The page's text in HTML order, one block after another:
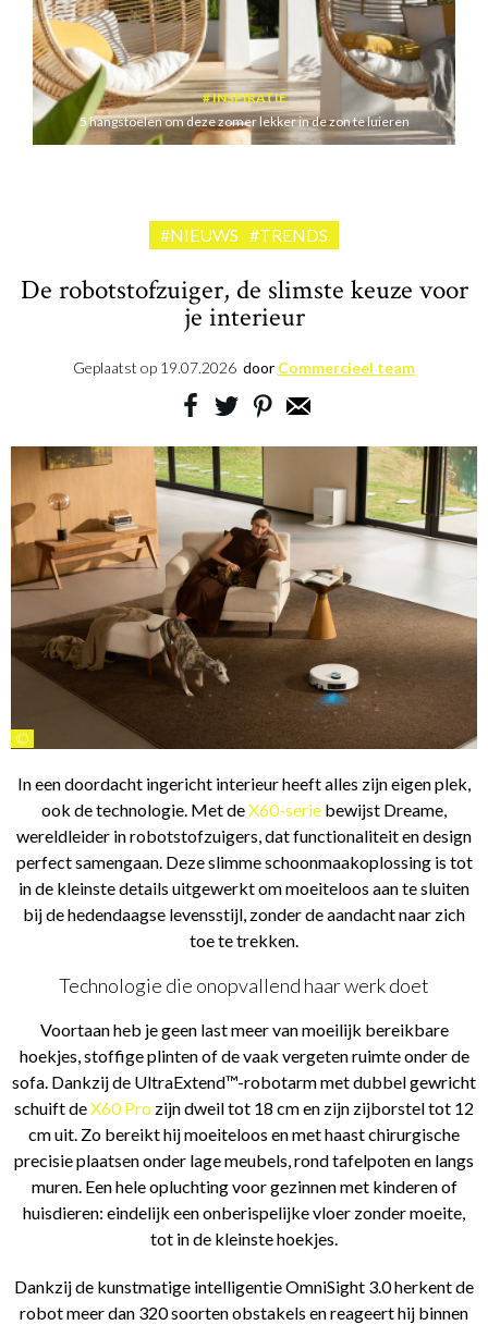
INSPIRATIE
5 hangstoelen om deze zomer lekker in de zon te luieren
#NIEUWS #TRENDS
De robotstofzuiger, de slimste keuze voor
je interieur
Geplaatst op 19.07.2026 door Commercieel team
©
In een doordacht ingericht interieur heeft alles zijn eigen plek,
ook de technologie. Met deX60-serie bewijst Dreame,
wereldleider in robotstofzuigers, dat functionaliteit en design
perfect samengaan. Deze slimme schoonmaakoplossing is tot
in de kleinste details uitgewerkt om moeiteloos aan te sluiten
bij de hedendaagse levensstijl, zonder de aandacht naar zich
toe te trekken.
Technologie die onopvallend haar werk doet
Voortaan heb je geen last meer van moeilijk bereikbare
hoekjes, stoffige plinten of de vaak vergeten ruimte onder de
sofa. Dankzij de UltraExtend™-robotarm met dubbel gewricht
schuift deX60 Pro zijn dweil tot 18 cm en zijn zijborstel tot 12
cm uit. Zo bereikt hij moeiteloos en met haast chirurgische
precisie plaatsen onder lage meubels, rond tafelpoten en langs
muren. Een hele opluchting voor gezinnen met kinderen of
huisdieren: eindelijk een onberispelijke vloer zonder moeite,
tot in de kleinste hoekjes.
Dankzij de kunstmatige intelligentie OmniSight 3.0 herkent de
robot meer dan 320 soorten obstakels en reageert hij binnen